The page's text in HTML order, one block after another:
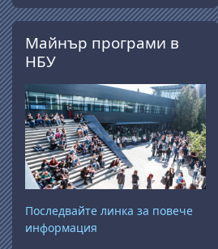
Прескочи Майнър програми в НБУ
Майнър програми в
НБУ
Последвайте линка за повече
информация